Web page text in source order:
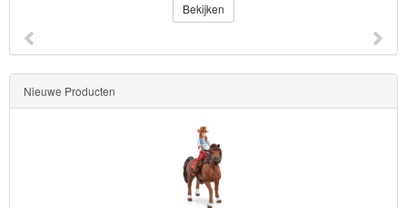
Strandlaken
&
Poncho
Bekijken
Nieuwe Producten